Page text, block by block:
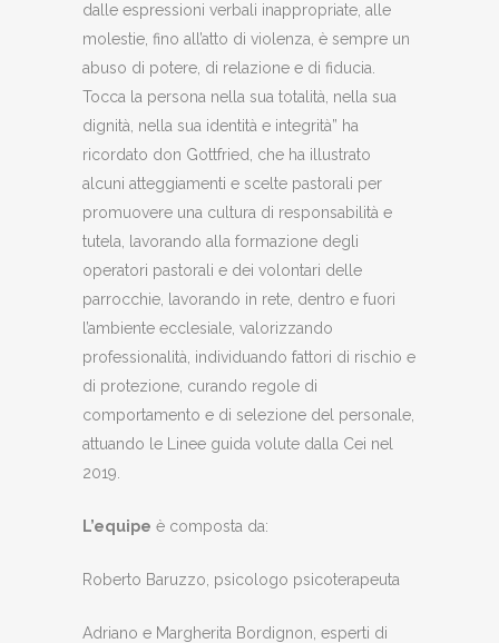
dalle espressioni verbali inappropriate, alle
molestie, fino all’atto di violenza, è sempre un
abuso di potere, di relazione e di fiducia.
Tocca la persona nella sua totalità, nella sua
dignità, nella sua identità e integrità” ha
ricordato don Gottfried, che ha illustrato
alcuni atteggiamenti e scelte pastorali per
promuovere una cultura di responsabilità e
tutela, lavorando alla formazione degli
operatori pastorali e dei volontari delle
parrocchie, lavorando in rete, dentro e fuori
l’ambiente ecclesiale, valorizzando
professionalità, individuando fattori di rischio e
di protezione, curando regole di
comportamento e di selezione del personale,
attuando le Linee guida volute dalla Cei nel
2019.
L’equipe è composta da:
Roberto Baruzzo, psicologo psicoterapeuta
Adriano e Margherita Bordignon, esperti di